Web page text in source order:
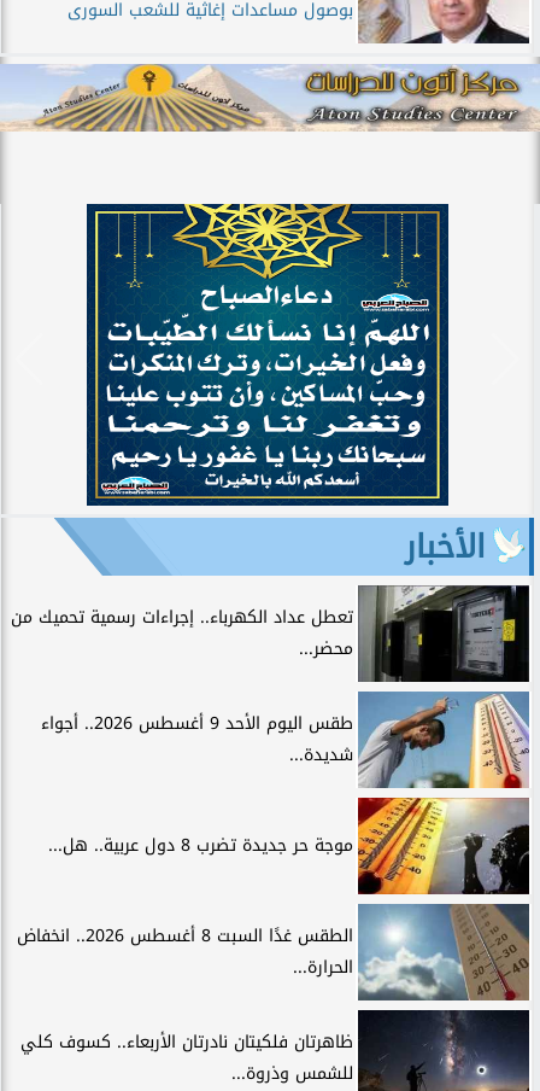
بوصول مساعدات إغاثية للشعب السورى
الأخبار
تعطل عداد الكهرباء.. إجراءات رسمية تحميك من
محضر...
طقس اليوم الأحد 9 أغسطس 2026.. أجواء
شديدة...
موجة حر جديدة تضرب 8 دول عربية.. هل...
الطقس غدًا السبت 8 أغسطس 2026.. انخفاض
الحرارة...
ظاهرتان فلكيتان نادرتان الأربعاء.. كسوف كلي
للشمس وذروة...